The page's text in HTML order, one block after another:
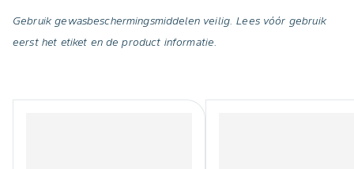
Gebruik gewasbeschermingsmiddelen veilig. Lees vóór gebruik
eerst het etiket en de product informatie.